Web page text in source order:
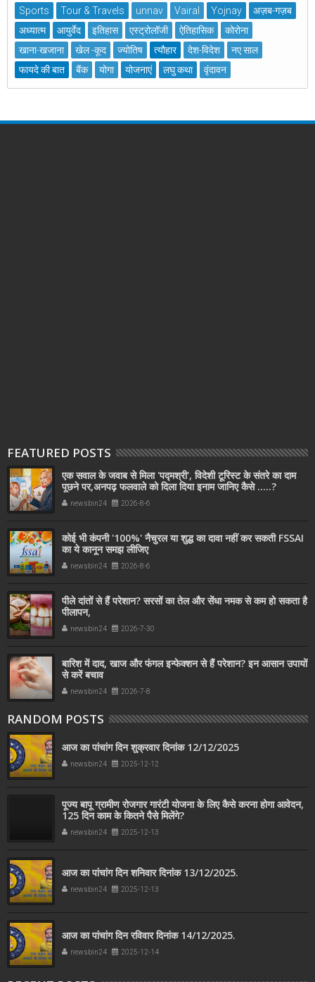
Sports
Tour & Travels unnav Vairal Yojnay
अज़ब-गज़ब
अध्यात्म
आयुर्वेद इतिहास एस्ट्रोलॉजी ऐतिहासिक
कोरोना
खाना-खजाना
खेल -कूद ज्योतिष त्यौहार देश-विदेश
नए साल
फायदे की बात
बैंक योगा योजनाएं लघु कथा वृंदावन
FEATURED POSTS
एक सवाल के जवाब से मिला 'पद्मश्री', विदेशी टूरिस्ट के संतरे का दाम
पूछने पर,अनपढ़ फलवाले को दिला दिया इनाम जानिए कैसे .....?
newsbin24 2026-8-6
कोई भी कंपनी '100%' नैचुरल या शुद्ध का दावा नहीं कर सकती FSSAI
का ये कानून समझ लीजिए
newsbin24 2026-8-6
पीले दांतों से हैं परेशान? सरसों का तेल और सेंधा नमक से कम हो सकता है
पीलापन,
newsbin24 2026-7-30
बारिश में दाद, खाज और फंगल इन्फेक्शन से हैं परेशान? इन आसान उपायों
से करें बचाव
newsbin24 2026-7-8
RANDOM POSTS
आज का पांचांग दिन शुक्रवार दिनांक 12/12/2025
newsbin24 2025-12-12
पूज्य बापू ग्रामीण रोजगार गारंटी योजना के लिए कैसे करना होगा आवेदन,
125 दिन काम के कितने पैसे मिलेंगे?
newsbin24 2025-12-13
आज का पांचांग दिन शनिवार दिनांक 13/12/2025.
newsbin24 2025-12-13
आज का पांचांग दिन रविवार दिनांक 14/12/2025.
newsbin24 2025-12-14